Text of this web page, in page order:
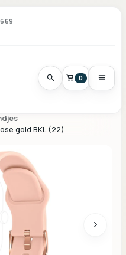
0
gold BKL (22)